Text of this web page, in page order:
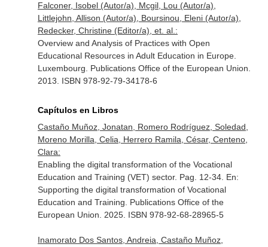
Falconer, Isobel (Autor/a), Mcgil, Lou (Autor/a),
Littlejohn, Allison (Autor/a), Boursinou, Eleni (Autor/a),
Redecker, Christine (Editor/a), et. al.:
Overview and Analysis of Practices with Open
Educational Resources in Adult Education in Europe.
Luxembourg. Publications Office of the European Union.
2013. ISBN 978-92-79-34178-6
Capítulos en Libros
Castaño Muñoz, Jonatan, Romero Rodríguez, Soledad,
Moreno Morilla, Celia, Herrero Ramila, César, Centeno,
Clara:
Enabling the digital transformation of the Vocational
Education and Training (VET) sector. Pag. 12-34. En:
Supporting the digital transformation of Vocational
Education and Training . Publications Office of the
European Union. 2025. ISBN 978-92-68-28965-5
Inamorato Dos Santos, Andreia, Castaño Muñoz,